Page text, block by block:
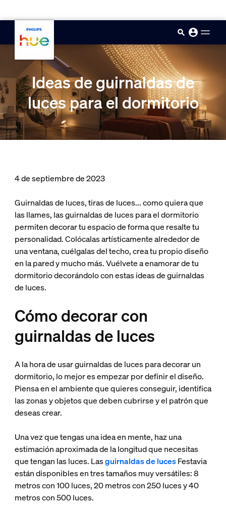
Ideas de guirnaldas de
luces para el dormitorio
4 de septiembre de 2023
Guirnaldas de luces, tiras de luces... como quiera que
las llames, las guirnaldas de luces para el dormitorio
permiten decorar tu espacio de forma que resalte tu
personalidad. Colócalas artísticamente alrededor de
una ventana, cuélgalas del techo, crea tu propio diseño
en la pared y mucho más. Vuélvete a enamorar de tu
dormitorio decorándolo con estas ideas de guirnaldas
de luces.
Cómo decorar con
guirnaldas de luces
A la hora de usar guirnaldas de luces para decorar un
dormitorio, lo mejor es empezar por definir el diseño.
Piensa en el ambiente que quieres conseguir, identifica
las zonas y objetos que deben cubrirse y el patrón que
deseas crear.
Una vez que tengas una idea en mente, haz una
estimación aproximada de la longitud que necesitas
que tengan las luces. Lasguirnaldas de lucesFestavia
están disponibles en tres tamaños muy versátiles: 8
metros con 100 luces, 20 metros con 250 luces y 40
metros con 500 luces.